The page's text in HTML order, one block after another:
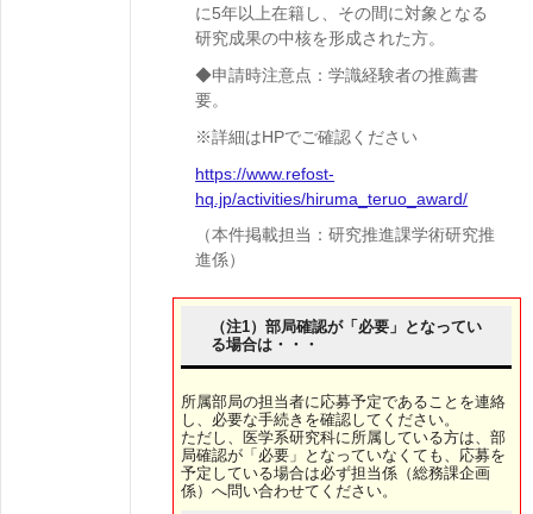
に5年以上在籍し、その間に対象となる
研究成果の中核を形成された方。
◆申請時注意点：学識経験者の推薦書
要。
※詳細はHPでご確認ください
https://www.refost-
hq.jp/activities/hiruma_teruo_award/
（本件掲載担当：研究推進課学術研究推
進係）
（注1）部局確認が「必要」となってい
る場合は・・・
所属部局の担当者に応募予定であることを連絡
し、必要な手続きを確認してください。
ただし、医学系研究科に所属している方は、部
局確認が「必要」となっていなくても、応募を
予定している場合は必ず担当係（総務課企画
係）へ問い合わせてください。